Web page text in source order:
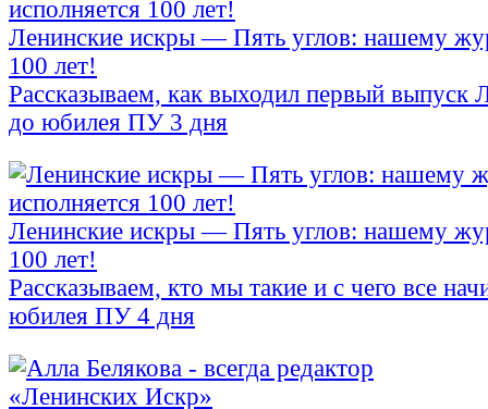
Ленинские искры — Пять углов: нашему
100 лет!
Рассказываем, как выходил первый
до юбилея ПУ 3 дня
Ленинские искры — Пять углов: нашему
100 лет!
Рассказываем, кто мы такие и с чего все
юбилея ПУ 4 дня